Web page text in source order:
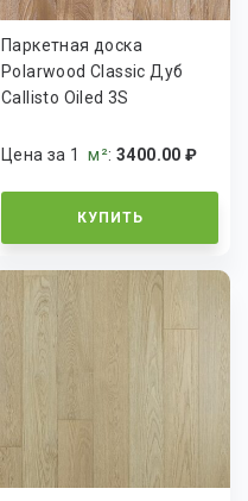
Паркетная доска
Polarwood Classic Дуб
Callisto Oiled 3S
Цена за 1м²:3400.00 ₽
КУПИТЬ